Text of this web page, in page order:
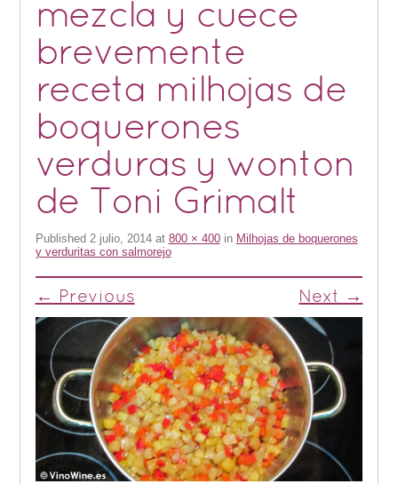
mezcla y cuece
brevemente
receta milhojas de
boquerones
verduras y wonton
de Toni Grimalt
Published 2 julio, 2014at 800 × 400in Milhojas de boquerones
y verduritas con salmorejo
← Previous Next →